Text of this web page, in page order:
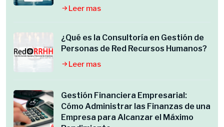
Leer mas
¿Qué es la Consultoría en Gestión de
Personas de Red Recursos Humanos?
Leer mas
Gestión Financiera Empresarial:
Cómo Administrar las Finanzas de una
Empresa para Alcanzar el Máximo